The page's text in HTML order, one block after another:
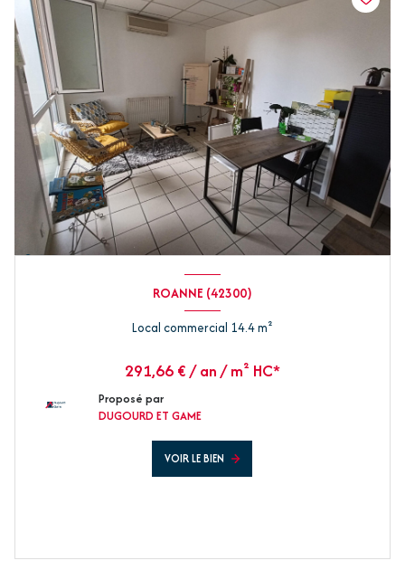
ROANNE (42300)
Local commercial 14.4 m²
291,66 € / an / m² HC*
Proposé par
DUGOURD ET GAME
VOIR LE BIEN